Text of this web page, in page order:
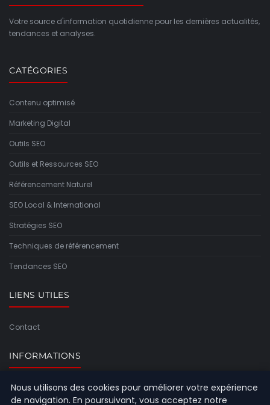
Votre source d'information quotidienne pour les dernières actualités,
tendances et analyses.
CATÉGORIES
Contenu optimisé
Marketing Digital
Outils SEO
Outils et Ressources SEO
Référencement Naturel
SEO Local & International
Stratégies SEO
Techniques de référencement
Tendances SEO
LIENS UTILES
Contact
INFORMATIONS
Plan du site
Nous utilisons des cookies pour améliorer votre expérience
de navigation. En poursuivant, vous acceptez notre